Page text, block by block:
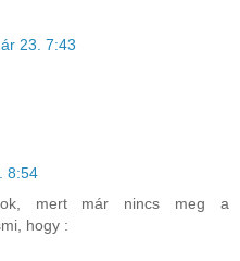
23. 7:43
8:54
mert már nincs meg a
hogy :